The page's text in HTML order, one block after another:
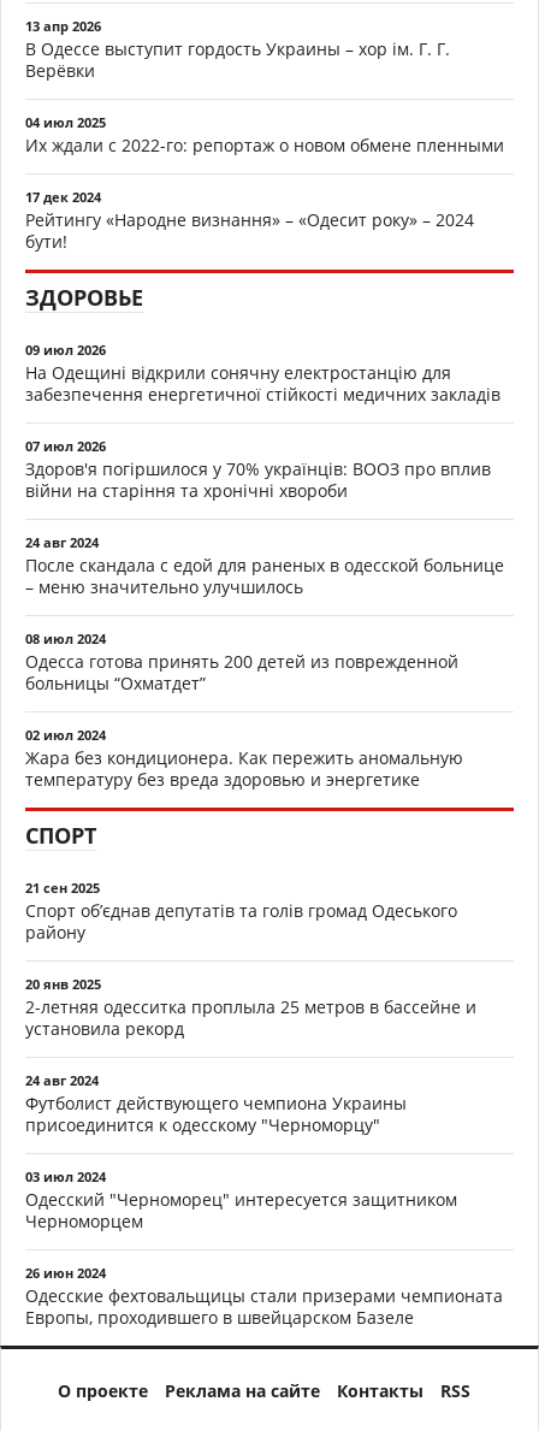
13 апр 2026
В Одессе выступит гордость Украины – хор ім. Г. Г.
Верёвки
04 июл 2025
Их ждали с 2022-го: репортаж о новом обмене пленными
17 дек 2024
Рейтингу «Народне визнання» – «Одесит року» – 2024
бути!
ЗДОРОВЬЕ
09 июл 2026
На Одещині відкрили сонячну електростанцію для
забезпечення енергетичної стійкості медичних закладів
07 июл 2026
Здоров'я погіршилося у 70% українців: ВООЗ про вплив
війни на старіння та хронічні хвороби
24 авг 2024
После скандала с едой для раненых в одесской больнице
– меню значительно улучшилось
08 июл 2024
Одесса готова принять 200 детей из поврежденной
больницы “Охматдет”
02 июл 2024
Жара без кондиционера. Как пережить аномальную
температуру без вреда здоровью и энергетике
СПОРТ
21 сен 2025
Спорт об’єднав депутатів та голів громад Одеського
району
20 янв 2025
2-летняя одесситка проплыла 25 метров в бассейне и
установила рекорд
24 авг 2024
Футболист действующего чемпиона Украины
присоединится к одесскому "Черноморцу"
03 июл 2024
Одесский "Черноморец" интересуется защитником
Черноморцем
26 июн 2024
Одесские фехтовальщицы стали призерами чемпионата
Европы, проходившего в швейцарском Базеле
О проекте Реклама на сайте Контакты RSS